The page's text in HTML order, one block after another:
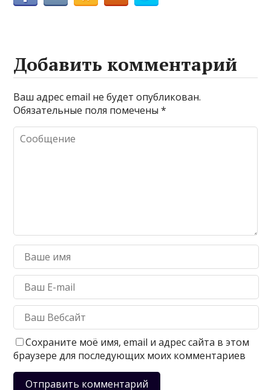
Добавить комментарий
Ваш адрес email не будет опубликован.
Обязательные поля помечены*
Сохраните моё имя, email и адрес сайта в этом
браузере для последующих моих комментариев